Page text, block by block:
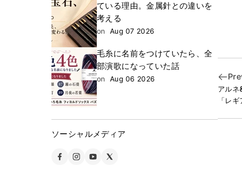
ている理由。金属針との違いを
考える
on Aug 07 2026
毛糸に名前をつけていたら、全
部演歌になっていた話
on Aug 06 2026
ソーシャルメディア
アルネ
「レ